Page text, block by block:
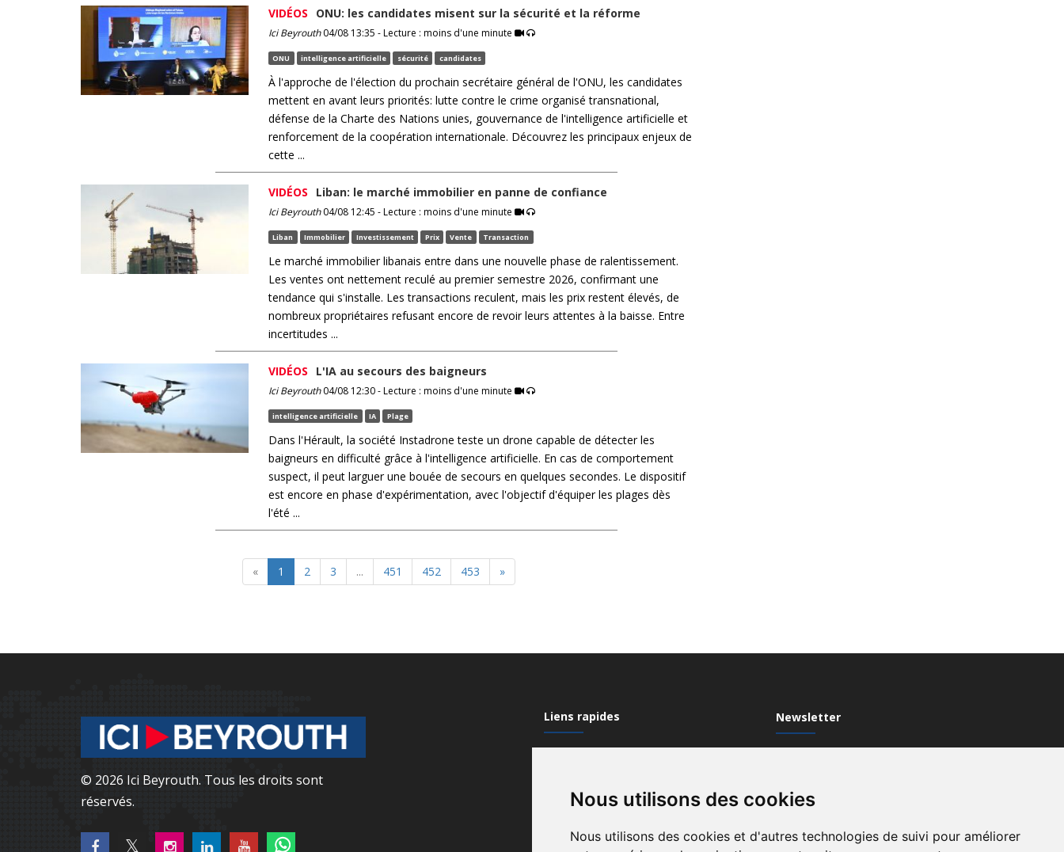
Nous utilisons des cookies
Nous utilisons des cookies et d'autres technologies de suivi pour améliorer
VIDÉOS ONU: les candidates misent sur la sécurité et la réforme
Ici Beyrouth04/08 13:35 - Lecture : moins d'une minute
ONU intelligence artificielle sécurité candidates
À l'approche de l'élection du prochain secrétaire général de l'ONU, les candidates
mettent en avant leurs priorités: lutte contre le crime organisé transnational,
défense de la Charte des Nations unies, gouvernance de l'intelligence artificielle et
renforcement de la coopération internationale. Découvrez les principaux enjeux de
cette ...
VIDÉOS Liban: le marché immobilier en panne de confiance
Ici Beyrouth04/08 12:45 - Lecture : moins d'une minute
Liban Immobilier Investissement Prix Vente Transaction
Le marché immobilier libanais entre dans une nouvelle phase de ralentissement.
Les ventes ont nettement reculé au premier semestre 2026, confirmant une
tendance qui s'installe. Les transactions reculent, mais les prix restent élevés, de
nombreux propriétaires refusant encore de revoir leurs attentes à la baisse. Entre
incertitudes ...
VIDÉOS L'IA au secours des baigneurs
Ici Beyrouth04/08 12:30 - Lecture : moins d'une minute
intelligence artificielle IA Plage
Dans l'Hérault, la société Instadrone teste un drone capable de détecter les
baigneurs en difficulté grâce à l'intelligence artificielle. En cas de comportement
suspect, il peut larguer une bouée de secours en quelques secondes. Le dispositif
est encore en phase d'expérimentation, avec l'objectif d'équiper les plages dès
l'été ...
« 1 2 3 ... 451 452 453 »
© 2026 Ici Beyrouth. Tous les droits sont
réservés.
Liens rapides
Contactez-nous
Newsletter